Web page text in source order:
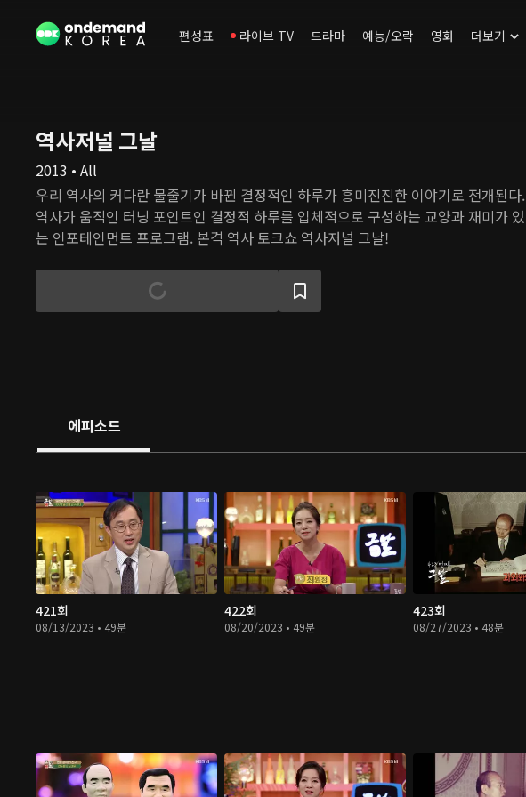
편성표 라이브 TV 드라마 예능/오락 영화 더보기
역사저널 그날
2013 • All
우리 역사의 커다란 물줄기가 바뀐 결정적인 하루가 흥미진진한 이야기로 전개된다.
역사가 움직인 터닝 포인트인 결정적 하루를 입체적으로 구성하는 교양과 재미가 있
는 인포테인먼트 프로그램. 본격 역사 토크쇼 역사저널 그날!
에피소드
421회
08/13/2023 • 49분
422회
08/20/2023 • 49분
423회
08/27/2023 • 48분